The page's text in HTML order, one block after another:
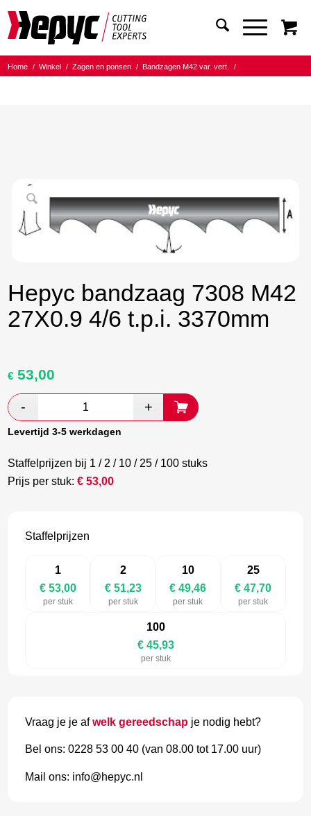
Home / Winkel / Zagen en ponsen / Bandzagen M42 var. vert.
/
Hepyc bandzaag 7308 M42
27X0.9 4/6 t.p.i. 3370mm
Oorspronkelijke
was:
€ 88,33.
€ 53,00
€ 51,23.
Levertijd 3-5 werkdagen
Staffelprijzen bij 1 / 2 / 10 / 25 / 100 stuks
Prijs per stuk:€53,00
Staffelprijzen
1
€ 53,00
per stuk
2
€ 51,23
per stuk
10
€ 49,46
per stuk
25
€ 47,70
per stuk
100
€ 45,93
per stuk
Vraag je je afwelk gereedschap je nodig hebt?
Bel ons: 0228 53 00 40 (van 08.00 tot 17.00 uur)
Mail ons: info@hepyc.nl